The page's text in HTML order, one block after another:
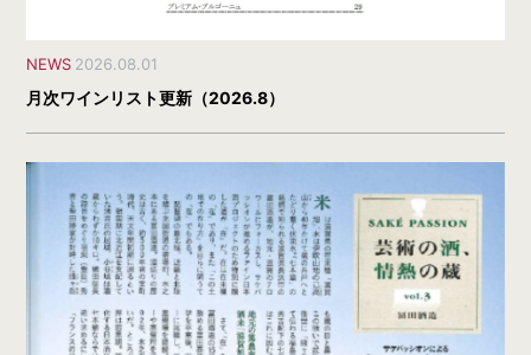
NEWS 2026.08.01
月次ワインリスト更新（2026.8）